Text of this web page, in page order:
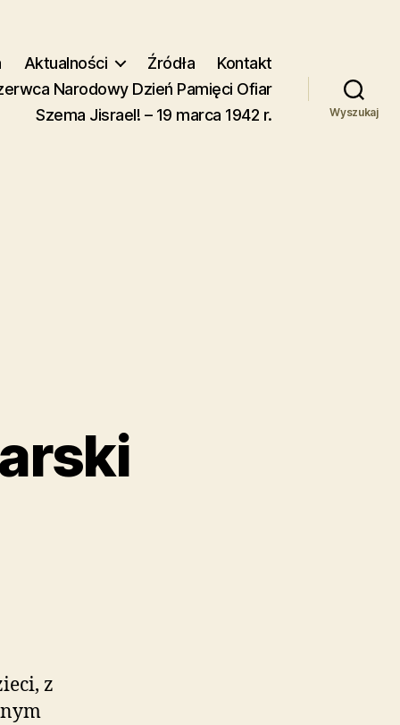
Aktualności Źródła
Kontakt
Narodowy Dzień Pamięci Ofiar
Szema Jisrael! – 19 marca 1942 r.
Wyszukaj
z